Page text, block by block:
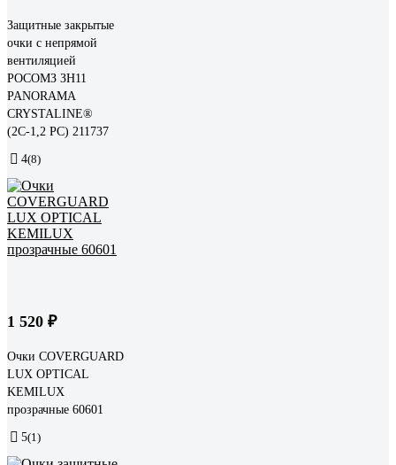
Защитные закрытые
очки с непрямой
вентиляцией
РОСОМЗ ЗН11
PANORAMA
CRYSTALINE®
(2С-1,2 РС) 211737
4(8)
1 520 ₽
Очки COVERGUARD
LUX OPTICAL
KEMILUX
прозрачные 60601
5(1)